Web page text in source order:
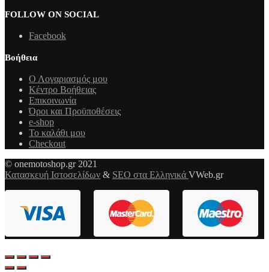
FOLLOW ON SOCIAL
Facebook
Βοήθεια
Ο Λογαριασμός μου
Κέντρο Βοήθειας
Επικοινωνία
Όροι και Προϋποθέσεις
e-shop
Το καλάθι μου
Checkout
© onemotoshop.gr 2021
Κατασκευή Ιστοσελίδων & SEO στα Ελληνικά VWeb.gr